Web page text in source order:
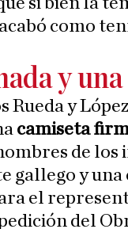
como
y
Rueda y
camiseta
de los
y una
el
del